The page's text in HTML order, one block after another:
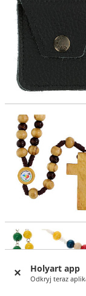
Holyart app
Odkryj teraz